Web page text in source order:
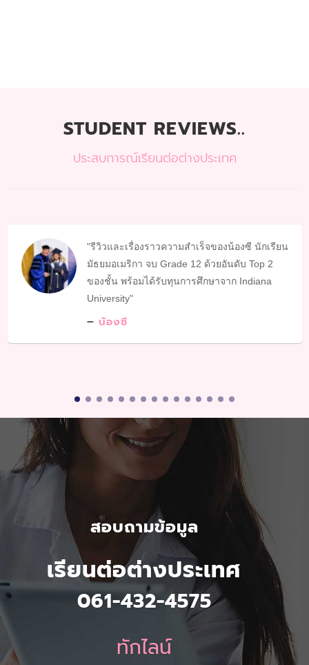
STUDENT REVIEWS..
ประสบการณ์เรียนต่อต่างประเทศ
รีวิวและเรื่องราวความสำเร็จของน้องซี นักเรียน
มัธยมอเมริกา จบ Grade 12 ด้วยอันดับ Top 2
ของชั้น พร้อมได้รับทุนการศึกษาจาก Indiana
University
น้องซี
สอบถามข้อมูล
เรียนต่อต่างประเทศ
061-432-4575
ทักไลน์